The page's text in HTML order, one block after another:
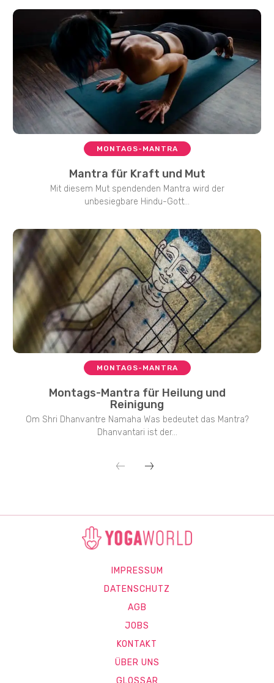
MONTAGS-MANTRA
Mantra für Kraft und Mut
Mit diesem Mut spendenden Mantra wird der
unbesiegbare Hindu-Gott...
MONTAGS-MANTRA
Montags-Mantra für Heilung und
Reinigung
Om Shri Dhanvantre Namaha Was bedeutet das Mantra?
Dhanvantari ist der...
IMPRESSUM
DATENSCHUTZ
AGB
JOBS
KONTAKT
ÜBER UNS